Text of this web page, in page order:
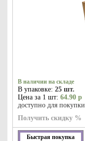
В наличии на складе
В упаковке: 25 шт.
Цена за 1 шт: 64.90 р
доступно для
Получить скидку %
Быстрая покупка